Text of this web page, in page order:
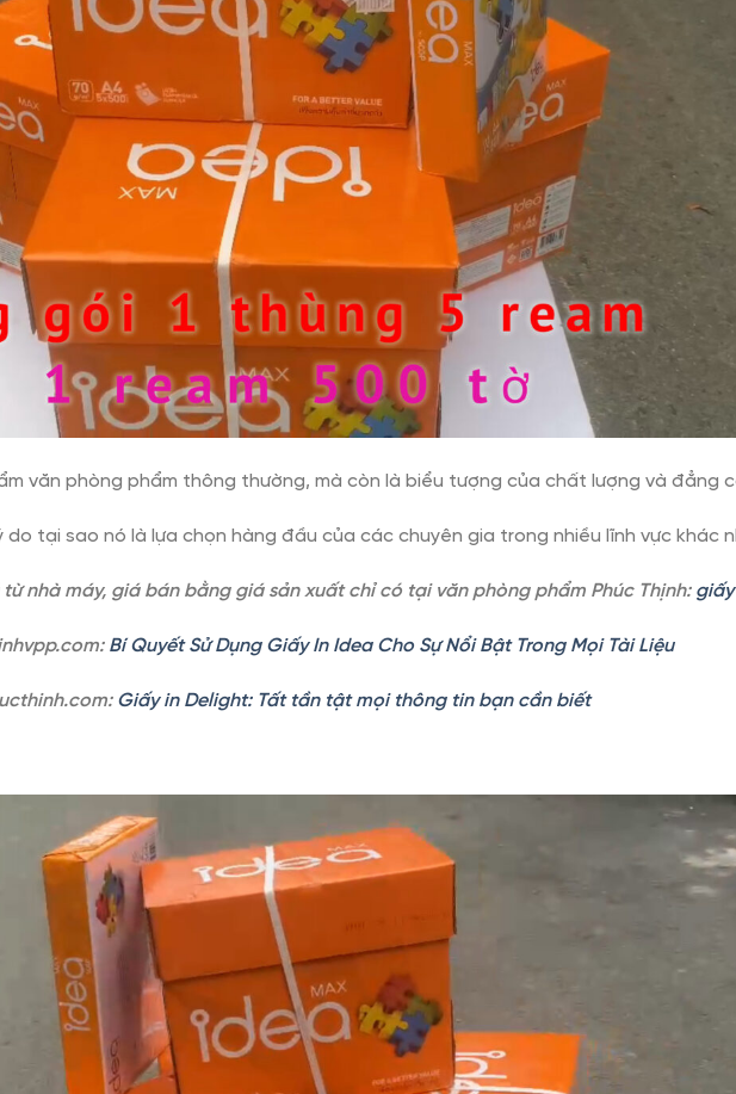
văn phòng phẩm thông thường, mà còn là biểu tượng của chất lượng và đẳng
do tại sao nó là lựa chọn hàng đầu của các chuyên gia trong nhiều lĩnh vực khác
nhà máy, giá bán bằng giá sản xuất chỉ có tại văn phòng phẩm Phúc Thịnh:
Bí Quyết Sử Dụng Giấy In Idea Cho Sự Nổi Bật Trong Mọi Tài Liệu
Giấy in Delight: Tất tần tật mọi thông tin bạn cần biết